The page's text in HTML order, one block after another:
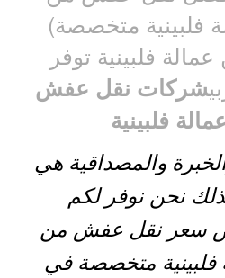
فلبينية متخصصة)
فلبينية توفر
شركات نقل عفش
فلبينية
والمصداقية هي
نحن نوفر لكم
سعر نقل عفش من
متخصصة في